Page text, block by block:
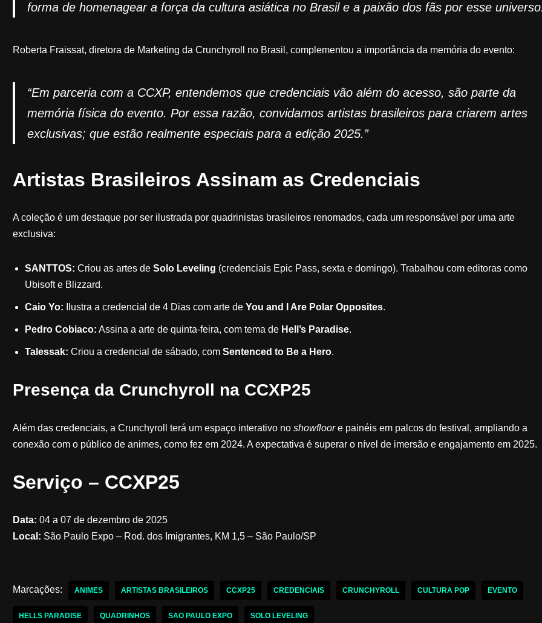
forma de homenagear a força da cultura asiática no Brasil e a paixão dos fãs por esse
Roberta Fraissat, diretora de Marketing da Crunchyroll no Brasil, complementou a importância da memória do evento:
“Em parceria com a CCXP, entendemos que credenciais vão além do acesso, são parte da
memória física do evento. Por essa razão, convidamos artistas brasileiros para criarem artes
exclusivas; que estão realmente especiais para a edição 2025.”
Artistas Brasileiros Assinam as Credenciais
A coleção é um destaque por ser ilustrada por quadrinistas brasileiros renomados, cada um responsável por uma arte
exclusiva:
SANTTOS: Criou as artes de Solo Leveling (credenciais Epic Pass, sexta e domingo). Trabalhou com editoras como
Ubisoft e Blizzard.
Caio Yo: Ilustra a credencial de 4 Dias com arte de You and I Are Polar Opposites.
Pedro Cobiaco: Assina a arte de quinta-feira, com tema de Hell’s Paradise.
Talessak: Criou a credencial de sábado, com Sentenced to Be a Hero.
Presença da Crunchyroll na CCXP25
Além das credenciais, a Crunchyroll terá um espaço interativo no showfloore painéis em palcos do festival, ampliando a
conexão com o público de animes, como fez em 2024. A expectativa é superar o nível de imersão e engajamento em 2025.
Serviço – CCXP25
Data: 04 a 07 de dezembro de 2025
Local: São Paulo Expo – Rod. dos Imigrantes, KM 1,5 – São Paulo/SP
Marcações: ANIMES ARTISTAS BRASILEIROS CCXP25 CREDENCIAIS CRUNCHYROLL CULTURA POP EVENTO
HELLS PARADISE QUADRINHOS SAO PAULO EXPO SOLO LEVELING